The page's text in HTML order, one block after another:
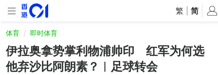
繁 简
体育 即时体育
伊拉奥拿势掌利物浦帅印 红军为何选
他弃沙比阿朗素？︱足球转会